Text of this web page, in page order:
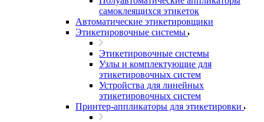
самоклеящихся этикеток
Автоматические этикетировщики
Этикетировочные системы
Этикетировочные системы
Узлы и комплектующие для
этикетировочных систем
Устройства для линейных
этикетировочных систем
Принтер-аппликаторы для этикетировки